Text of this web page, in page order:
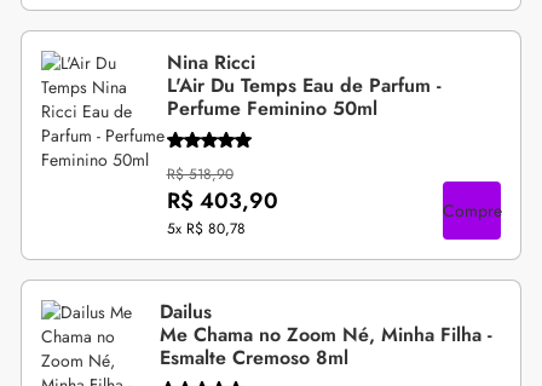
Nina Ricci
L'Air Du Temps Eau de Parfum -
Perfume Feminino 50ml
R$ 518,90
R$ 403,90
5x R$ 80,78
Compre
Dailus
Me Chama no Zoom Né, Minha Filha -
Esmalte Cremoso 8ml